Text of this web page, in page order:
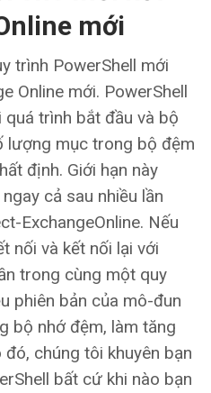
mới
trình PowerShell mới
Online mới. PowerShell
trình bắt đầu và bộ
lượng mục trong bộ đệm
định. Giới hạn này
cả sau nhiều lần
ExchangeOnline. Nếu
nối và kết nối lại với
trong cùng một quy
phiên bản của mô-đun
bộ nhớ đệm, làm tăng
chúng tôi khuyên bạn
bất cứ khi nào bạn